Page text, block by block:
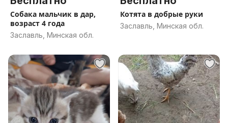
Собака мальчик в дар,
возраст 4 года
Заславль, Минская обл.
Котята в добрые руки
Заславль, Минская обл.